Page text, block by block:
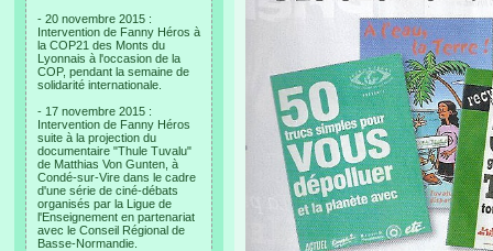
- 20 novembre 2015 :
Intervention de Fanny Héros à
la COP21 des Monts du
Lyonnais à l'occasion de la
COP, pendant la semaine de
solidarité internationale.
- 17 novembre 2015 :
Intervention de Fanny Héros
suite à la projection du
documentaire "Thule Tuvalu"
de Matthias Von Gunten, à
Condé-sur-Vire dans le cadre
d'une série de ciné-débats
organisés par la Ligue de
l'Enseignement en partenariat
avec le Conseil Régional de
Basse-Normandie.